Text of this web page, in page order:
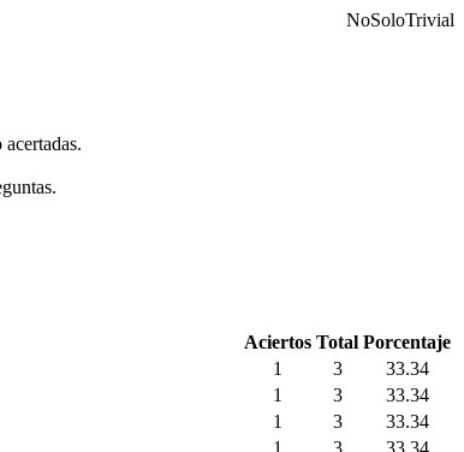
NoSoloTrivial
Aciertos Total Porcentaje
1 3
33.34
1 3
33.34
1 3
33.34
1 3
33.34